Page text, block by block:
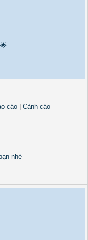
cáo
Cảnh cáo
nhé